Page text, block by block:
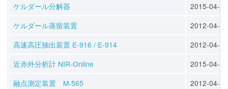
ケルダール分解器
2015-04-10
ケルダール蒸留装置
2012-04-25
高速高圧抽出装置 E-916 / E-914
2012-04-25
近赤外分析計 NIR-Online
2015-04-10
融点測定装置 M-565
2012-04-23